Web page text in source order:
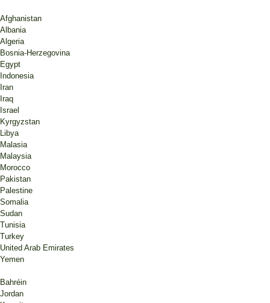
Afghanistan
Albania
Algeria
Bosnia-Herzegovina
Egypt
Indonesia
Iran
Iraq
Israel
Kyrgyzstan
Libya
Malasia
Malaysia
Morocco
Pakistan
Palestine
Somalia
Sudan
Tunisia
Turkey
United Arab Emirates
Yemen
Bahréin
Jordan